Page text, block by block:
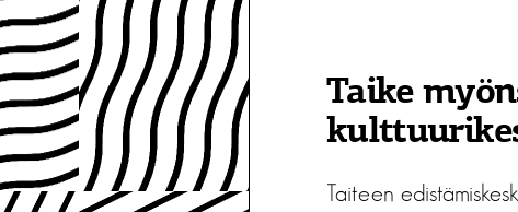
Taike
Taiteen